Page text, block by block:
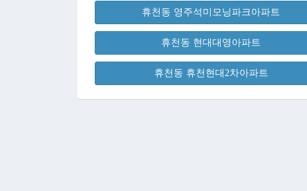
휴천동 영주석미모닝파크아파트
휴천동 현대대영아파트
휴천동 휴천현대2차아파트